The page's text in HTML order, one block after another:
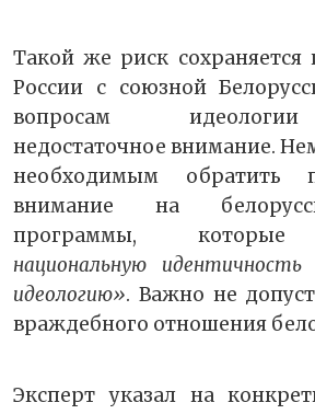
Такой же риск
России с союзной
вопросам
недостаточное внимание.
необходимым обратить
внимание на
программы,
национальную
идеологию». Важно не
враждебного отношения
Эксперт указал на